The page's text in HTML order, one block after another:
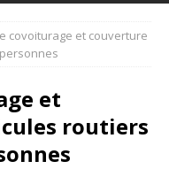
covoiturage et couverture
et
routiers